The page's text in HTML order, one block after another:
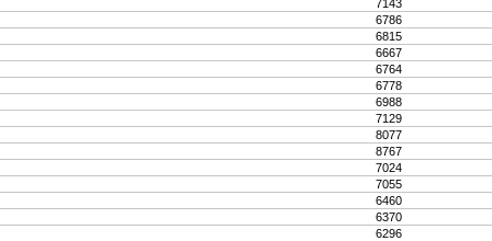
7143
6786
6815
6667
6764
6778
6988
7129
8077
8767
7024
7055
6460
6370
6296